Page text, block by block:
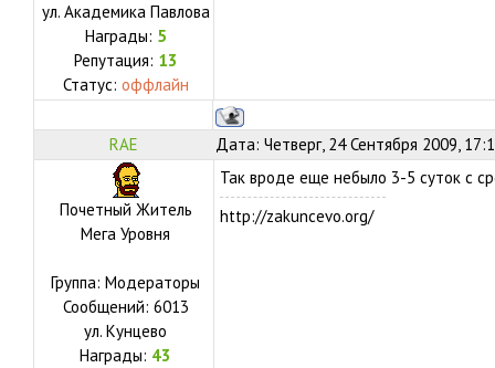
ул. Академика Павлова
Награды: 5
Репутация: 13
Статус: оффлайн
RAE Дата: Четверг, 24 Сентября 2009,
Почетный Житель
Мега Уровня
Группа: Модераторы
Сообщений: 6013
ул. Кунцево
Награды: 43
Так вроде еще небыло 3-5 суток с
http://zakuncevo.org/